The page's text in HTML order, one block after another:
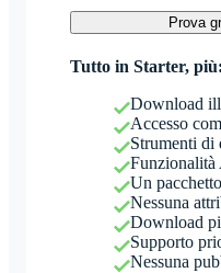
Prova
Tutto in Starter, più:
Download
Accesso
Strumenti di
Un
Nessuna
Download
Supporto
Nessuna